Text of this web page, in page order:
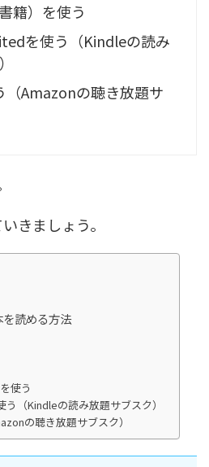
籍）を使う
を使う（Kindleの読み
Amazonの聴き放題サ
きましょう。
読める方法
使う
（Kindleの読み放題サブスク）
の聴き放題サブスク）